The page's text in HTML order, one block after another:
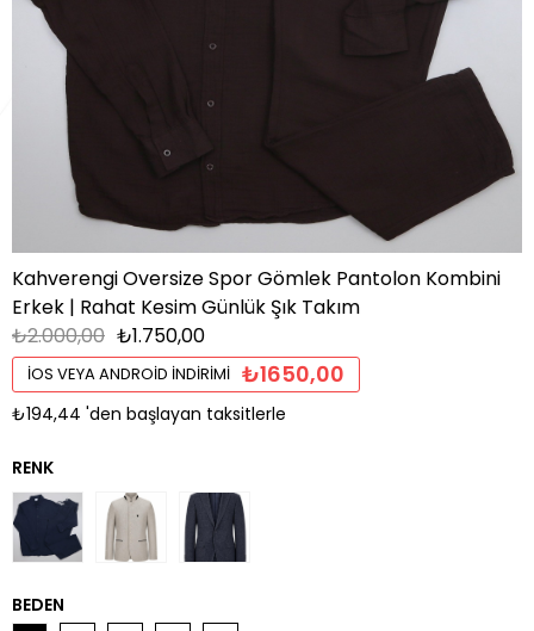
Kahverengi Oversize Spor Gömlek Pantolon Kombini
Erkek | Rahat Kesim Günlük Şık Takım
₺2.000,00 ₺1.750,00
İOS VEYA ANDROID İNDIRIMI ₺1650,00
₺194,44 'den başlayan taksitlerle
BEDEN